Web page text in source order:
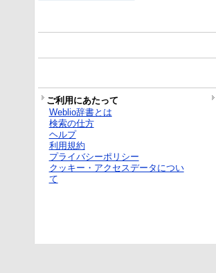
ご利用にあたって
Weblio辞書とは
検索の仕方
ヘルプ
利用規約
プライバシーポリシー
クッキー・アクセスデータについ
て